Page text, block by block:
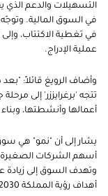
التسهيلات والدعم الذي
في السوق المالية. وتوجّه
في تغطية الاكتتاب،
عملية الإدراج.
وأضاف الرويغ قائلاً:
تتجه 'برغرايززر' إلى
أعمالها وأنشطتها،
يشار إلى أن "نمو" هي
أسهم الشركات الصغيرة
وتهدف السوق إلى زيادة
أهداف رؤية المملكة 2030.